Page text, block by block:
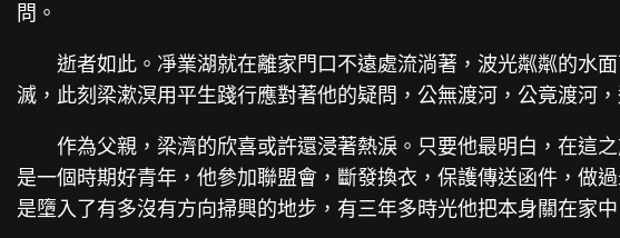
問。
逝者如此。凈業湖就在離家門口不遠處流淌著，波光粼粼的水
滅，此刻梁漱溟用平生踐行應對著他的疑問，公無渡河，公竟渡河
作為父親，梁濟的欣喜或許還浸著熱淚。只要他最明白，在這
是一個時期好青年，他參加聯盟會，斷發換衣，保護傳送函件，做
是墮入了有多沒有方向掃興的地步，有三年多時光他把本身關在家